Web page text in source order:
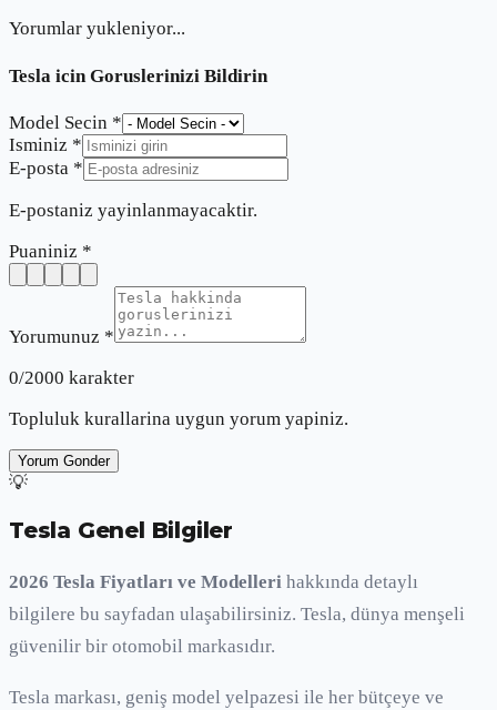
Yorumlar yukleniyor...
Tesla icin Goruslerinizi Bildirin
Model Secin *
Isminiz *
E-posta *
E-postaniz yayinlanmayacaktir.
Puaniniz *
Yorumunuz *
0/2000 karakter
Topluluk kurallarina uygun yorum yapiniz.
Yorum Gonder
💡
Tesla Genel Bilgiler
2026 Tesla Fiyatları ve Modelleri hakkında detaylı
bilgilere bu sayfadan ulaşabilirsiniz. Tesla, dünya menşeli
güvenilir bir otomobil markasıdır.
Tesla markası, geniş model yelpazesi ile her bütçeye ve